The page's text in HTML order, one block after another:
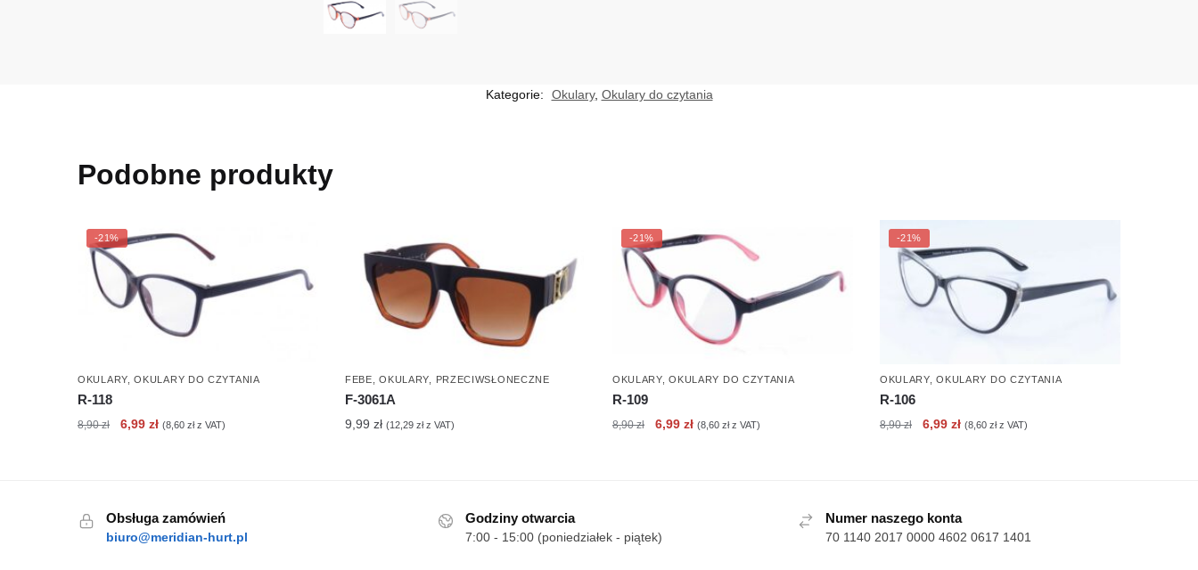
Kategorie: Okulary, Okulary do czytania
Podobne produkty
-21%
OKULARY,OKULARY DO CZYTANIA
R-118
8,90zł
Pierwotna
6,99złAktualna
(8,60złz VAT)
FEBE ,OKULARY PRZECIWSŁONECZNE
F-3061A
9,99 zł (12,29 złz VAT)
-21%
OKULARY,OKULARY DO CZYTANIA
R-109
8,90zł
Pierwotna
6,99 złAktualna
(8,60 złz VAT)
-21%
OKULARY,OKULARY DO CZYTANIA
R-106
8,90zł
Pierwotna
6,99 złAktualna
(8,60 złz VAT)
Obsługa zamówień
biuro@meridian-hurt.pl
Godziny otwarcia
7:00 - 15:00 (poniedziałek - piątek)
Numer naszego konta
70 1140 2017 0000 4602 0617 1401